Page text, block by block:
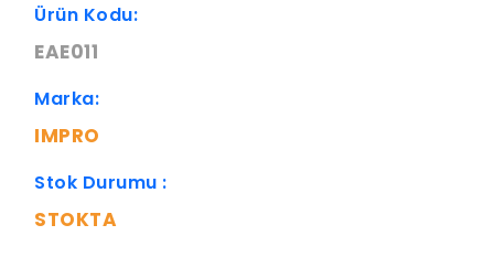
Ürün Kodu:
EAE011
Marka:
IMPRO
Stok Durumu :
STOKTA